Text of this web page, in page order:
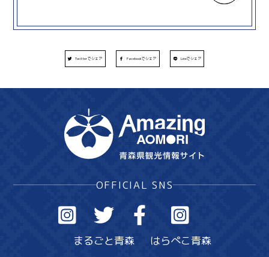
Twitterでシェア Facebookでシェア Lineでシェア
OFFICIAL SNS
まるごと青森 はらぺこ青森